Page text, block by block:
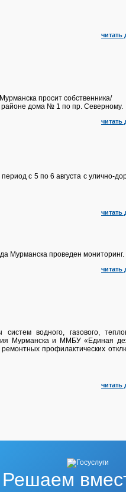
читать
просит собственника/
районе дома № 1 по пр. Северному.
читать
с 5 по 6 августа с
читать
Мурманска проведен мониторинг.
читать
водного, газового,
Мурманска и ММБУ «Единая
профилактических
читать
Решаем